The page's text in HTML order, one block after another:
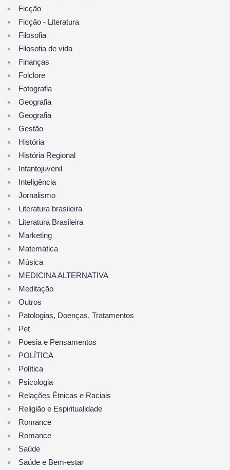
Ficção
Ficção - Literatura
Filosofia
Filosofia de vida
Finanças
Folclore
Fotografia
Geografia
Geografia
Gestão
História
História Regional
Infantojuvenil
Inteligência
Jornalismo
Literatura brasileira
Literatura Brasileira
Marketing
Matemática
Música
MEDICINA ALTERNATIVA
Meditação
Outros
Patologias, Doenças, Tratamentos
Pet
Poesia e Pensamentos
POLÍTICA
Política
Psicologia
Relações Étnicas e Raciais
Religião e Espiritualidade
Romance
Romance
Saúde
Saúde e Bem-estar